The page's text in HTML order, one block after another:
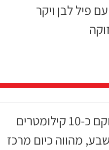
פיל לבן ויקר
מנחת שדה תימן, הממוקם כ-10 קילומטרים
מהווה כיום מרכז